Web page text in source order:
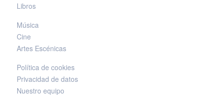
Libros
Música
Cine
Artes Escénicas
Política de cookies
Privacidad de datos
Nuestro equipo